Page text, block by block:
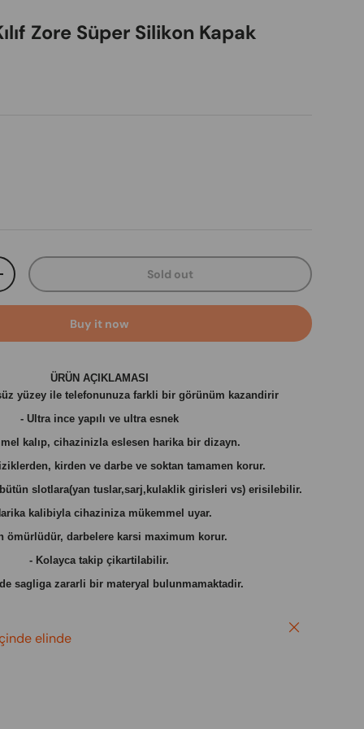
Zore Süper Silikon Kapak
quantity Sold out
Buy it now
ÜRÜN AÇIKLAMASI
yüzey ile telefonunuza farkli bir görünüm kazandirir
- Ultra ince yapılı ve ultra esnek
kalıp, cihazinizla eslesen harika bir dizayn.
kirden ve darbe ve soktan tamamen korur.
slotlara(yan tuslar,sarj,kulaklik girisleri vs) erisilebilir.
kalibiyla cihaziniza mükemmel uyar.
ömürlüdür, darbelere karsi maximum korur.
- Kolayca takip çikartilabilir.
sagliga zararli bir materyal bulunmamaktadir.
elinde
Close